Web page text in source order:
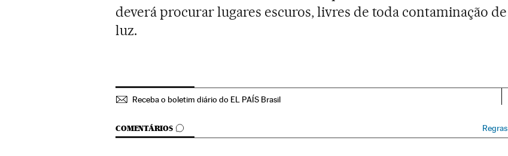
deverá procurar lugares escuros, livres de toda contaminação de
luz.
Receba o boletim diário do EL PAÍS Brasil
COMENTÁRIOS
COMENTÁRIOS Regras